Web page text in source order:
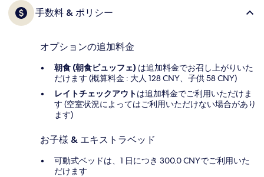
手数料 & ポリシー
オプションの追加料金
朝食 (朝食ビュッフェ) は追加料金でお召し上がりいた
だけます (概算料金 : 大人 128 CNY、子供 58 CNY)
レイトチェックアウトは追加料金でご利用いただけま
す (空室状況によってはご利用いただけない場合があり
ます)
お子様 & エキストラベッド
可動式ベッドは、1 日につき 300.0 CNYでご利用いた
だけます